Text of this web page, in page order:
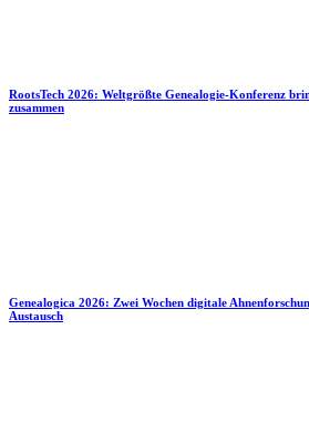
RootsTech 2026: Weltgrößte Genealogie-Konferenz
zusammen
Genealogica 2026: Zwei Wochen digitale
Austausch